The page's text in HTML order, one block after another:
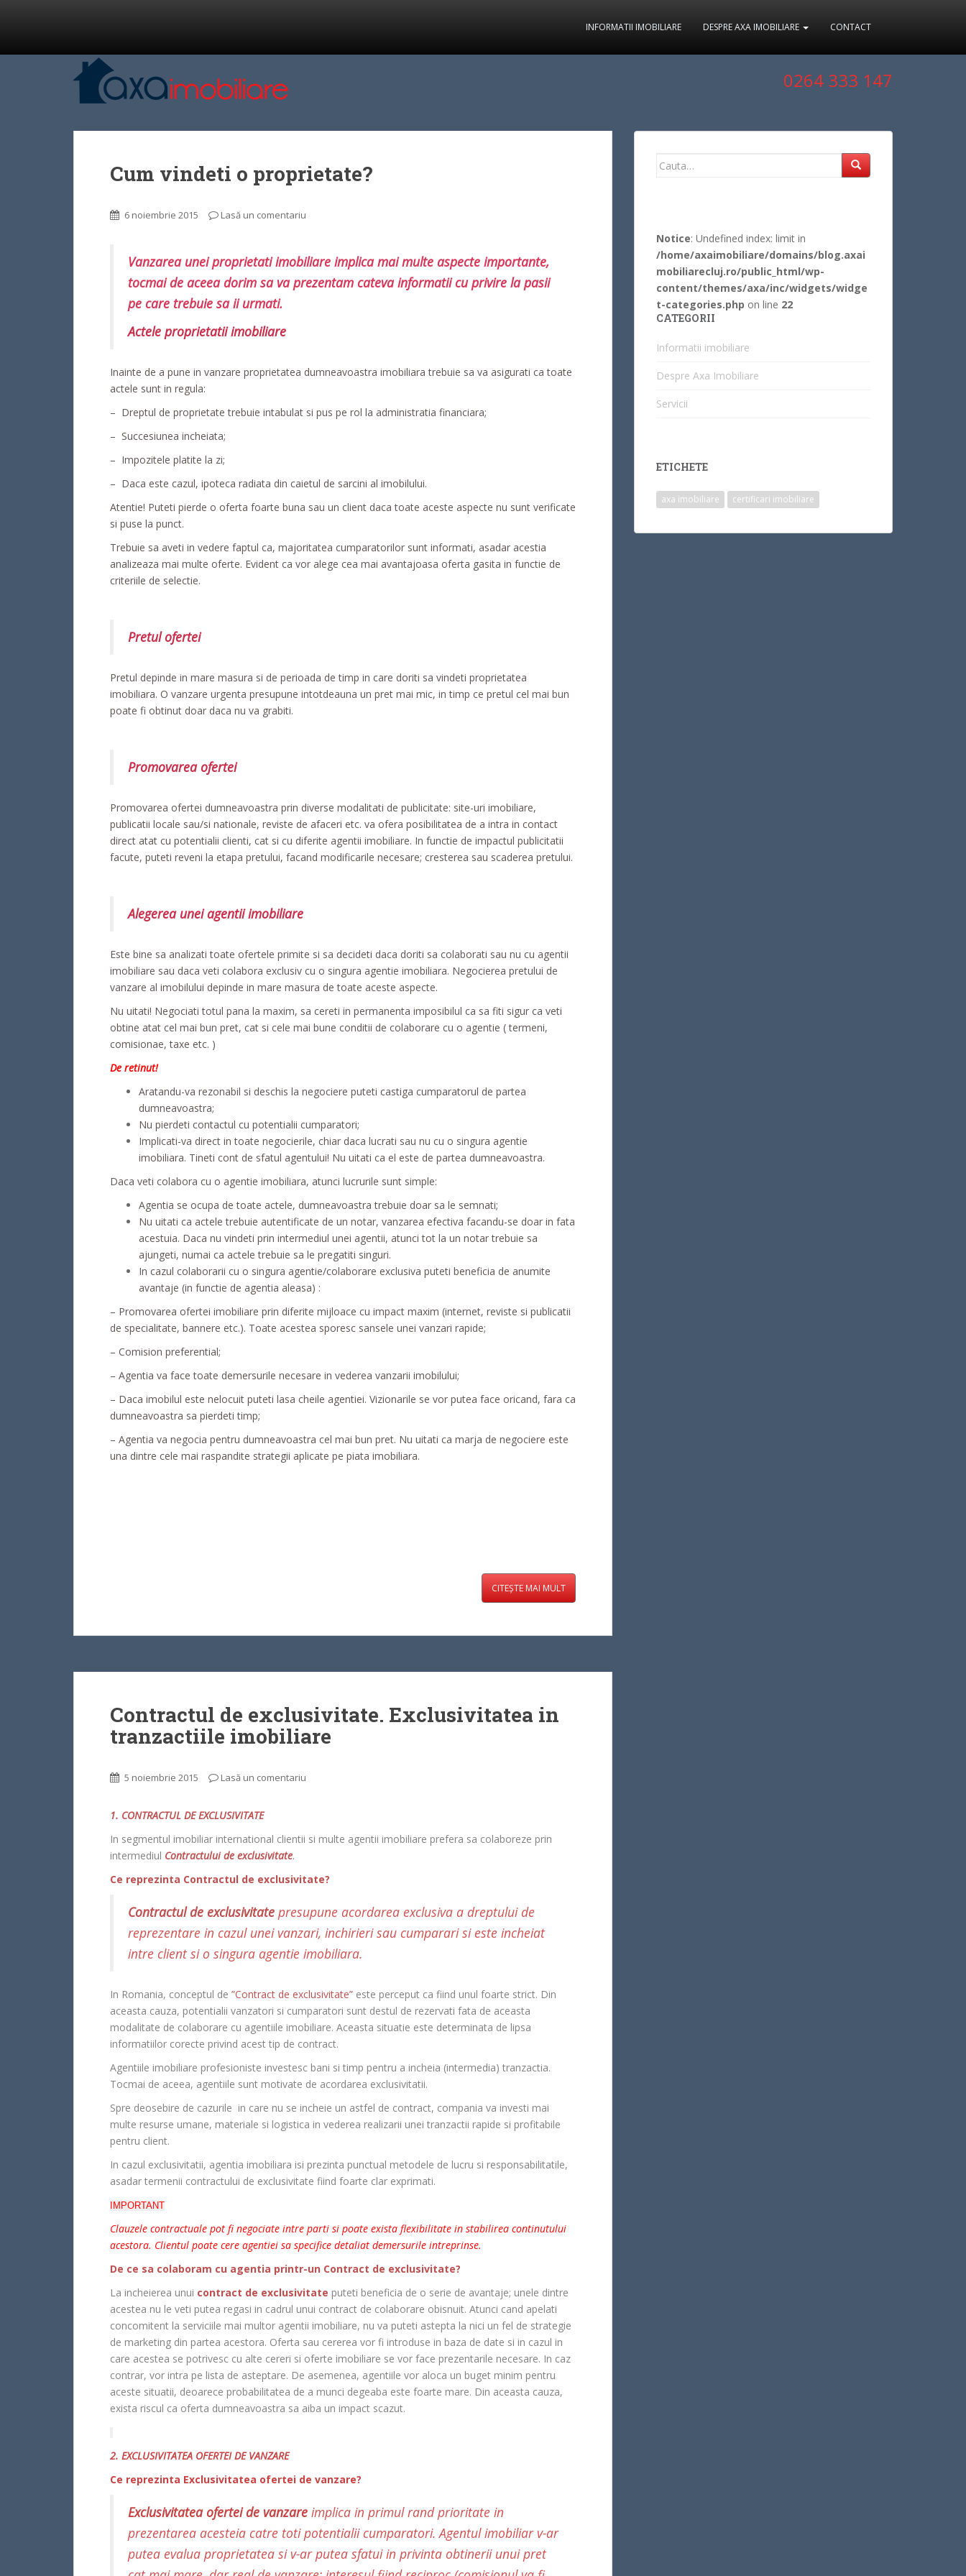
INFORMATII IMOBILIARE DESPRE AXA IMOBILIARE CONTACT
0264 333 147
Cum vindeti o proprietate?
6 noiembrie 2015 Lasă un comentariu
Vanzarea unei proprietati imobiliare implica mai multe aspecte importante,
tocmai de aceea dorim sa va prezentam cateva informatii cu privire la pasii
pe care trebuie sa ii urmati.
Actele proprietatii imobiliare
Inainte de a pune in vanzare proprietatea dumneavoastra imobiliara trebuie sa va asigurati ca toate
actele sunt in regula:
– Dreptul de proprietate trebuie intabulat si pus pe rol la administratia financiara;
– Succesiunea incheiata;
– Impozitele platite la zi;
– Daca este cazul, ipoteca radiata din caietul de sarcini al imobilului.
Atentie! Puteti pierde o oferta foarte buna sau un client daca toate aceste aspecte nu sunt verificate
si puse la punct.
Trebuie sa aveti in vedere faptul ca, majoritatea cumparatorilor sunt informati, asadar acestia
analizeaza mai multe oferte. Evident ca vor alege cea mai avantajoasa oferta gasita in functie de
criteriile de selectie.
Pretul ofertei
Pretul depinde in mare masura si de perioada de timp in care doriti sa vindeti proprietatea
imobiliara. O vanzare urgenta presupune intotdeauna un pret mai mic, in timp ce pretul cel mai bun
poate fi obtinut doar daca nu va grabiti.
Promovarea ofertei
Promovarea ofertei dumneavoastra prin diverse modalitati de publicitate: site-uri imobiliare,
publicatii locale sau/si nationale, reviste de afaceri etc. va ofera posibilitatea de a intra in contact
direct atat cu potentialii clienti, cat si cu diferite agentii imobiliare. In functie de impactul publicitatii
facute, puteti reveni la etapa pretului, facand modificarile necesare; cresterea sau scaderea pretului.
Alegerea unei agentii imobiliare
Este bine sa analizati toate ofertele primite si sa decideti daca doriti sa colaborati sau nu cu agentii
imobiliare sau daca veti colabora exclusiv cu o singura agentie imobiliara. Negocierea pretului de
vanzare al imobilului depinde in mare masura de toate aceste aspecte.
Nu uitati! Negociati totul pana la maxim, sa cereti in permanenta imposibilul ca sa fiti sigur ca veti
obtine atat cel mai bun pret, cat si cele mai bune conditii de colaborare cu o agentie ( termeni,
comisionae, taxe etc. )
De retinut!
Aratandu-va rezonabil si deschis la negociere puteti castiga cumparatorul de partea
dumneavoastra;
Nu pierdeti contactul cu potentialii cumparatori;
Implicati-va direct in toate negocierile, chiar daca lucrati sau nu cu o singura agentie
imobiliara. Tineti cont de sfatul agentului! Nu uitati ca el este de partea dumneavoastra.
Daca veti colabora cu o agentie imobiliara, atunci lucrurile sunt simple:
Agentia se ocupa de toate actele, dumneavoastra trebuie doar sa le semnati;
Nu uitati ca actele trebuie autentificate de un notar, vanzarea efectiva facandu-se doar in fata
acestuia. Daca nu vindeti prin intermediul unei agentii, atunci tot la un notar trebuie sa
ajungeti, numai ca actele trebuie sa le pregatiti singuri.
In cazul colaborarii cu o singura agentie/colaborare exclusiva puteti beneficia de anumite
avantaje (in functie de agentia aleasa) :
– Promovarea ofertei imobiliare prin diferite mijloace cu impact maxim (internet, reviste si publicatii
de specialitate, bannere etc.). Toate acestea sporesc sansele unei vanzari rapide;
– Comision preferential;
– Agentia va face toate demersurile necesare in vederea vanzarii imobilului;
– Daca imobilul este nelocuit puteti lasa cheile agentiei. Vizionarile se vor putea face oricand, fara ca
dumneavoastra sa pierdeti timp;
– Agentia va negocia pentru dumneavoastra cel mai bun pret. Nu uitati ca marja de negociere este
una dintre cele mai raspandite strategii aplicate pe piata imobiliara.
CITEȘTE MAI MULT
Contractul de exclusivitate. Exclusivitatea in
tranzactiile imobiliare
5 noiembrie 2015 Lasă un comentariu
1. CONTRACTUL DE EXCLUSIVITATE
In segmentul imobiliar international clientii si multe agentii imobiliare prefera sa colaboreze prin
intermediul Contractului de exclusivitate.
Ce reprezinta Contractul de exclusivitate?
Contractul de exclusivitate presupune acordarea exclusiva a dreptului de
reprezentare in cazul unei vanzari, inchirieri sau cumparari si este incheiat
intre client si o singura agentie imobiliara.
In Romania, conceptul de ”Contract de exclusivitate” este perceput ca fiind unul foarte strict. Din
aceasta cauza, potentialii vanzatori si cumparatori sunt destul de rezervati fata de aceasta
modalitate de colaborare cu agentiile imobiliare. Aceasta situatie este determinata de lipsa
informatiilor corecte privind acest tip de contract.
Agentiile imobiliare profesioniste investesc bani si timp pentru a incheia (intermedia) tranzactia.
Tocmai de aceea, agentiile sunt motivate de acordarea exclusivitatii.
Spre deosebire de cazurile in care nu se incheie un astfel de contract, compania va investi mai
multe resurse umane, materiale si logistica in vederea realizarii unei tranzactii rapide si profitabile
pentru client.
In cazul exclusivitatii, agentia imobiliara isi prezinta punctual metodele de lucru si responsabilitatile,
asadar termenii contractului de exclusivitate fiind foarte clar exprimati.
IMPORTANT
Clauzele contractuale pot fi negociate intre parti si poate exista flexibilitate in stabilirea continutului
acestora. Clientul poate cere agentiei sa specifice detaliat demersurile intreprinse.
De ce sa colaboram cu agentia printr-un Contract de exclusivitate?
La incheierea unui contract de exclusivitate puteti beneficia de o serie de avantaje; unele dintre
acestea nu le veti putea regasi in cadrul unui contract de colaborare obisnuit. Atunci cand apelati
concomitent la serviciile mai multor agentii imobiliare, nu va puteti astepta la nici un fel de strategie
de marketing din partea acestora. Oferta sau cererea vor fi introduse in baza de date si in cazul in
care acestea se potrivesc cu alte cereri si oferte imobiliare se vor face prezentarile necesare. In caz
contrar, vor intra pe lista de asteptare. De asemenea, agentiile vor aloca un buget minim pentru
aceste situatii, deoarece probabilitatea de a munci degeaba este foarte mare. Din aceasta cauza,
exista riscul ca oferta dumneavoastra sa aiba un impact scazut.
2. EXCLUSIVITATEA OFERTEI DE VANZARE
Ce reprezinta Exclusivitatea ofertei de vanzare?
Exclusivitatea ofertei de vanzare implica in primul rand prioritate in
prezentarea acesteia catre toti potentialii cumparatori. Agentul imobiliar v-ar
putea evalua proprietatea si v-ar putea sfatui in privinta obtinerii unui pret
Search
Notice: Undefined index: limit in
/home/axaimobiliare/domains/blog.axai
mobiliarecluj.ro/public_html/wp-
content/themes/axa/inc/widgets/widge
t-categories.php on line 22
CATEGORII
Informatii imobiliare
Despre Axa Imobiliare
Servicii
ETICHETE
axa imobiliare certificari imobiliare